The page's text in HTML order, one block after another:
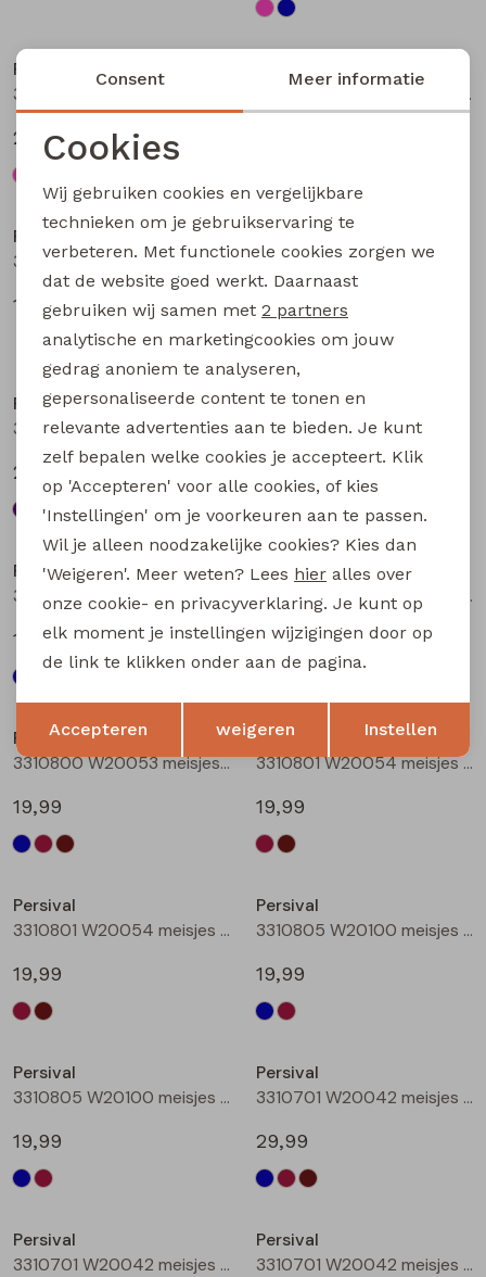
Persival
27,99
Persival
3310300 W20103 meisjes pullover Bruin donker
Nieuw
Persival
3310807 W20102 meisjes rok kort Bordeaux
17,99
Persival
22,99
Persival
3310404 W20049 meisjes sweatshirt Taupe
22,99
Persival
22,99
Persival
3310800 W20053 meisjes rok kort Marine
19,99
Persival
3310800 W20053 meisjes rok kort Bordeaux
19,99
Persival
3310800 W20053 meisjes rok kort Bruin donker
19,99
Persival
3310801 W20054 meisjes rok kort Bordeaux
19,99
Persival
3310801 W20054 meisjes rok kort Bruin donker
19,99
Persival
3310805 W20100 meisjes rok kort Marine
19,99
Persival
3310805 W20100 meisjes rok kort Bordeaux
19,99
Persival
3310701 W20042 meisjes Jurk Marine
29,99
Persival
3310701 W20042 meisjes Jurk Bordeaux
Persival
3310701 W20042 meisjes Jurk Bruin donker
Noodzakelijke cookies
Analytische cookies
Marketing cookies
Terug Opslaan
Consent Meer informatie
Cookies
Wij gebruiken cookies en vergelijkbare
technieken om je gebruikservaring te
verbeteren. Met functionele cookies zorgen we
dat de website goed werkt. Daarnaast
gebruiken wij samen met 2 partners
analytische en marketingcookies om jouw
gedrag anoniem te analyseren,
gepersonaliseerde content te tonen en
relevante advertenties aan te bieden. Je kunt
zelf bepalen welke cookies je accepteert. Klik
op 'Accepteren' voor alle cookies, of kies
'Instellingen' om je voorkeuren aan te passen.
Wil je alleen noodzakelijke cookies? Kies dan
'Weigeren'. Meer weten? Lees hier alles over
onze cookie- en privacyverklaring. Je kunt op
elk moment je instellingen wijzigingen door op
de link te klikken onder aan de pagina.
Accepteren weigeren Instellen